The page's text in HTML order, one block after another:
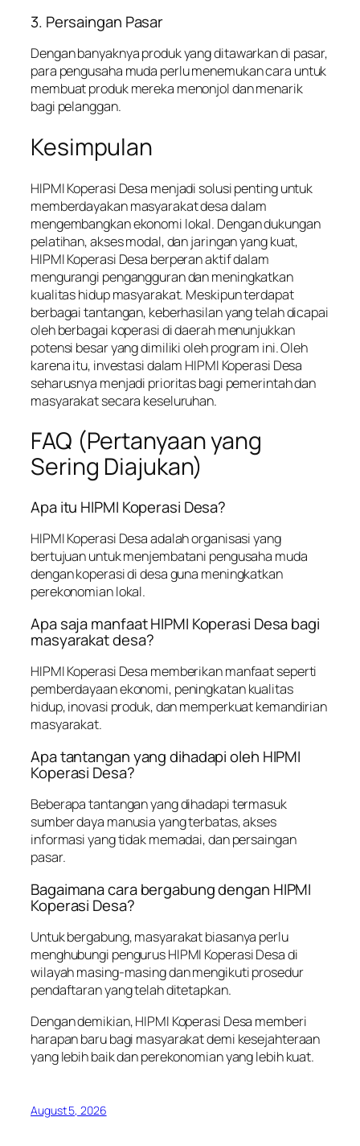
3. Persaingan Pasar
Dengan banyaknya produk yang ditawarkan di pasar,
para pengusaha muda perlu menemukan cara untuk
membuat produk mereka menonjol dan menarik
bagi pelanggan.
Kesimpulan
HIPMI Koperasi Desa menjadi solusi penting untuk
memberdayakan masyarakat desa dalam
mengembangkan ekonomi lokal. Dengan dukungan
pelatihan, akses modal, dan jaringan yang kuat,
HIPMI Koperasi Desa berperan aktif dalam
mengurangi pengangguran dan meningkatkan
kualitas hidup masyarakat. Meskipun terdapat
berbagai tantangan, keberhasilan yang telah dicapai
oleh berbagai koperasi di daerah menunjukkan
potensi besar yang dimiliki oleh program ini. Oleh
karena itu, investasi dalam HIPMI Koperasi Desa
seharusnya menjadi prioritas bagi pemerintah dan
masyarakat secara keseluruhan.
FAQ (Pertanyaan yang
Sering Diajukan)
Apa itu HIPMI Koperasi Desa?
HIPMI Koperasi Desa adalah organisasi yang
bertujuan untuk menjembatani pengusaha muda
dengan koperasi di desa guna meningkatkan
perekonomian lokal.
Apa saja manfaat HIPMI Koperasi Desa bagi
masyarakat desa?
HIPMI Koperasi Desa memberikan manfaat seperti
pemberdayaan ekonomi, peningkatan kualitas
hidup, inovasi produk, dan memperkuat kemandirian
masyarakat.
Apa tantangan yang dihadapi oleh HIPMI
Koperasi Desa?
Beberapa tantangan yang dihadapi termasuk
sumber daya manusia yang terbatas, akses
informasi yang tidak memadai, dan persaingan
pasar.
Bagaimana cara bergabung dengan HIPMI
Koperasi Desa?
Untuk bergabung, masyarakat biasanya perlu
menghubungi pengurus HIPMI Koperasi Desa di
wilayah masing-masing dan mengikuti prosedur
pendaftaran yang telah ditetapkan.
Dengan demikian, HIPMI Koperasi Desa memberi
harapan baru bagi masyarakat demi kesejahteraan
yang lebih baik dan perekonomian yang lebih kuat.
August 5, 2026